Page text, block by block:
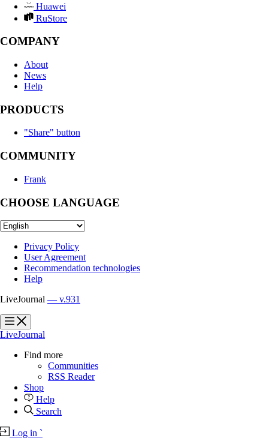
Huawei
RuStore
COMPANY
About
News
Help
PRODUCTS
"Share" button
COMMUNITY
Frank
CHOOSE LANGUAGE
Privacy Policy
User Agreement
Recommendation technologies
Help
LiveJournal — v.931
?
?
LiveJournal
Find more
Communities
RSS Reader
Shop
Help
Search
Log in `